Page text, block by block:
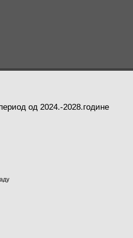
од 2024.-2028.године